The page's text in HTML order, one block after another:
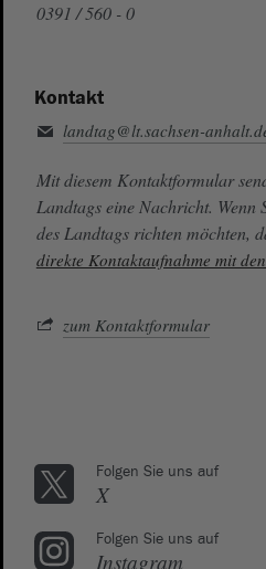
0391 / 560 - 0
Kontakt
landtag@lt.sachsen-
Mit diesem Kontaktformular
Landtags eine Nachricht. Wenn
des Landtags richten möchten,
direkte Kontaktaufnahme mit
zum Kontaktformular
Folgen Sie uns auf
X
Folgen Sie uns auf
Instagram